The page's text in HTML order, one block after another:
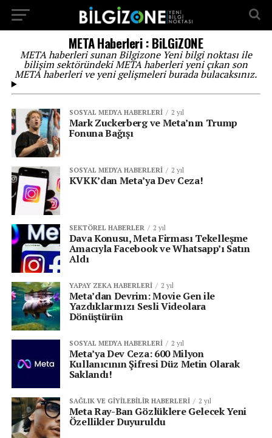
META Haberleri : BiLGiZONE
META haberleri sunan Bilgizone Yeni bilgi noktası ile
bilişim sektöründeki META haberleri yeni çıkan son
META haberleri ve yeni gelişmeleri burada bulacaksınız.
SOSYAL MEDYA HABERLERI 2 yıl
Mark Zuckerberg ve Meta’nın Trump
Fonuna Bağışı
SOSYAL MEDYA HABERLERI 2 yıl
KVKK’dan Meta’ya Dev Ceza!
SEKTÖREL HABERLER 2 yıl
Dava Konusu, Meta Firması Tekelleşme
Amacıyla Facebook ve Whatsapp’ı Satın
Aldı
YAPAY ZEKA HABERLERI 2 yıl
Meta’dan Devrim: Movie Gen ile
Yazdıklarınızı Sesli Videolara
Dönüştürün
SOSYAL MEDYA HABERLERI 2 yıl
Meta’ya Dev Ceza: 600 Milyon
Kullanıcının Şifresi Düz Metin Olarak
Saklandı!
SAĞLIK VE GIYILEBILIR HABERLERI 2 yıl
Meta Ray-Ban Gözlüklere Gelecek Yeni
Özellikler Duyuruldu